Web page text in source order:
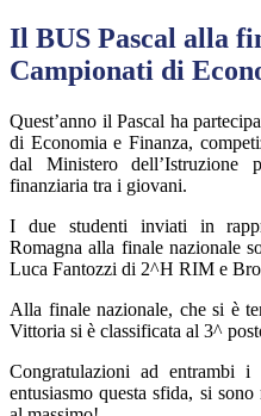
Il BUS Pascal alla
Campionati di
Quest’anno il Pascal ha
di Economia e Finanza,
dal Ministero dell’Istruzione
finanziaria tra i giovani.
I due studenti inviati in
Romagna alla finale nazionale
Luca Fantozzi di 2^H RIM e
Alla finale nazionale, che si è
Vittoria si è classificata al 3^
Congratulazioni ad entrambi i
entusiasmo questa sfida, si